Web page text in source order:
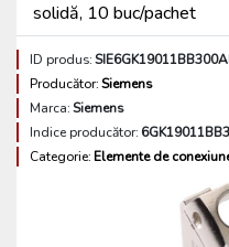
solidă, 10 buc/pachet
ID produs:
Producător:Siemens
Marca:Siemens
Indice producător:
Categorie:Elemente de